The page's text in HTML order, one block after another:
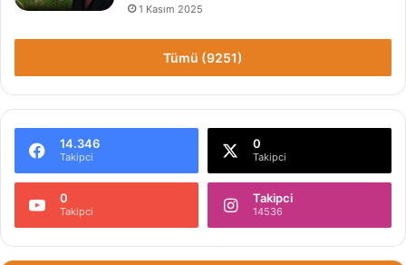
1 Kasım 2025
Tümü (9251)
14.346
Takipci
0
Takipci
0
Takipci
Takipci
14536